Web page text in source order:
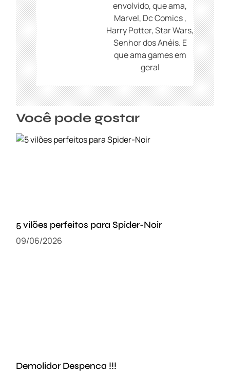
envolvido, que ama,
Marvel, Dc Comics ,
Harry Potter, Star Wars,
Senhor dos Anéis. E
que ama games em
geral
Você pode gostar
5 vilões perfeitos para Spider-Noir
09/06/2026
Demolidor Despenca !!!